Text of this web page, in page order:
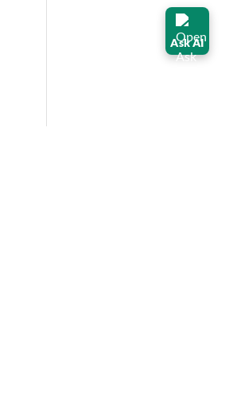
Ask AI